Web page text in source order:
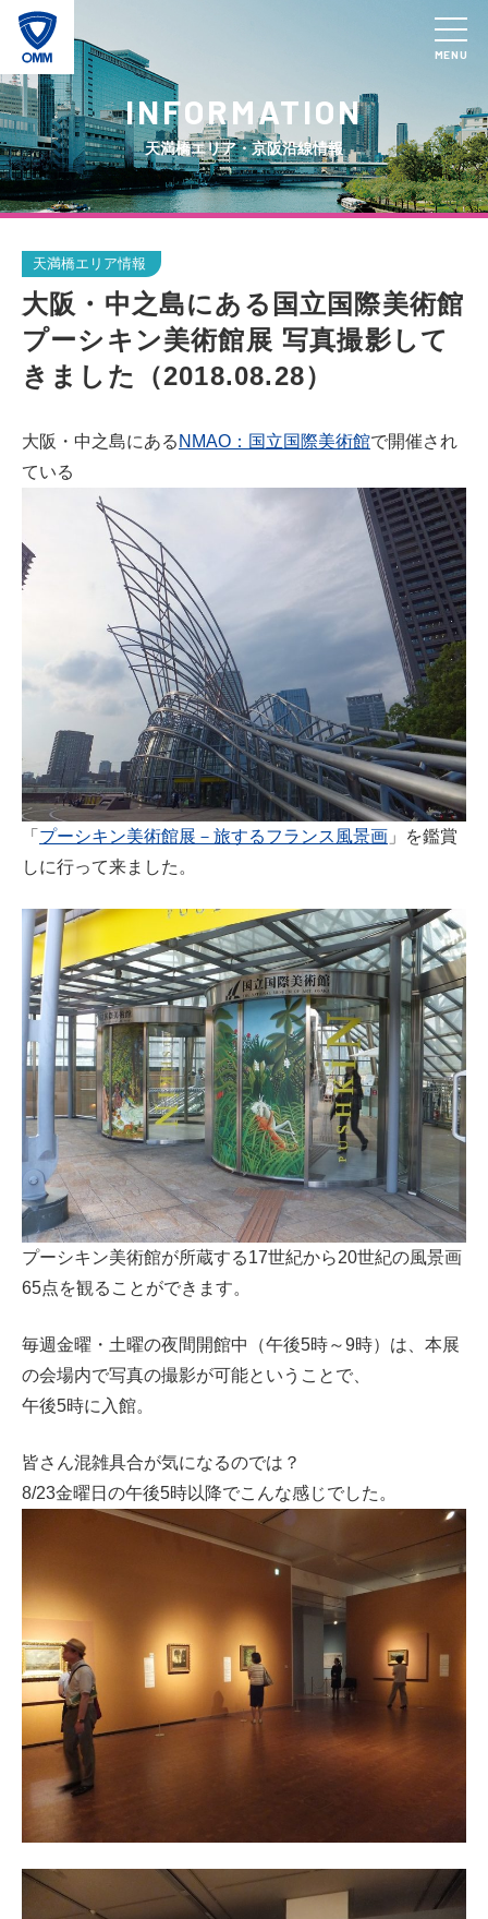
MENU
INFORMATION
天満橋エリア・京阪沿線情報
天満橋エリア情報
大阪・中之島にある国立国際美術館
プーシキン美術館展 写真撮影して
きました（2018.08.28）
大阪・中之島にある NMAO：国立国際美術館で開催され
ている
「 プーシキン美術館展－旅するフランス風景画 」を鑑賞
しに行って来ました。
プーシキン美術館が所蔵する17世紀から20世紀の風景画
65点を観ることができます。
毎週金曜・土曜の夜間開館中（午後5時～9時）は、本展
の会場内で写真の撮影が可能ということで、
午後5時に入館。
皆さん混雑具合が気になるのでは？
8/23金曜日の午後5時以降でこんな感じでした。